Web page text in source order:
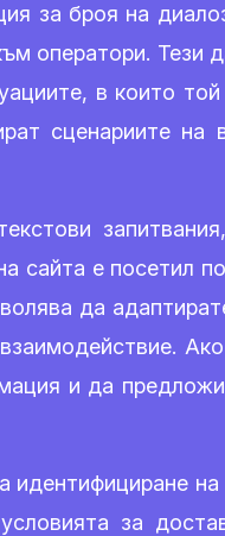
за броя на
оператори.
в които
сценариите
сайта е посетил
да
и да
идентифициране
за